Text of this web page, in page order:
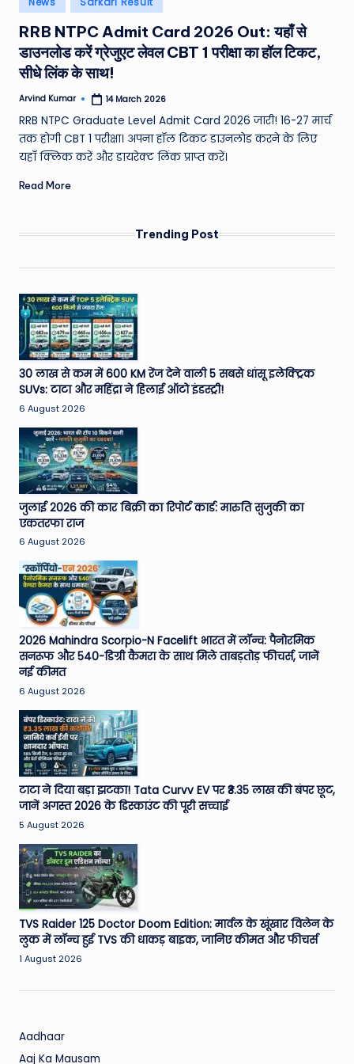
e
a
t
h
er
,
T
e
h
&
M
o
vi
e
N
e
w
s
A
ro
u
n
d
T
h
e
W
o
rl
d
in
RRB NTPC Admit Card 2026 Out: यहाँ से
डाउनलोड करें ग्रेजुएट लेवल CBT 1 परीक्षा का हॉल टिकट,
सीधे लिंक के साथ!
Posted
Arvind Kumar 14 March 2026
RRB NTPC Graduate Level Admit Card 2026 जारी! 16-27 मार्च
तक होगी CBT 1 परीक्षा। अपना हॉल टिकट डाउनलोड करने के लिए
यहाँ क्लिक करें और डायरेक्ट लिंक प्राप्त करें।
Read More
Trending Post
30 लाख से कम में 600 KM रेंज देने वाली 5 सबसे धांसू इलेक्ट्रिक
SUVs: टाटा और महिंद्रा ने हिलाई ऑटो इंडस्ट्री!
6 August 2026
जुलाई 2026 की कार बिक्री का रिपोर्ट कार्ड: मारुति सुजुकी का
एकतरफा राज
6 August 2026
2026 Mahindra Scorpio-N Facelift भारत में लॉन्च: पैनोरमिक
सनरूफ और 540-डिग्री कैमरा के साथ मिले ताबड़तोड़ फीचर्स, जानें
नई कीमत
6 August 2026
टाटा ने दिया बड़ा झटका! Tata Curvv EV पर ₹3.35 लाख की बंपर छूट,
जानें अगस्त 2026 के डिस्काउंट की पूरी सच्चाई
5 August 2026
TVS Raider 125 Doctor Doom Edition: मार्वल के खूंखार विलेन के
लुक में लॉन्च हुई TVS की धाकड़ बाइक, जानिए कीमत और फीचर्स
1 August 2026
Aadhaar
Aaj Ka Mausam